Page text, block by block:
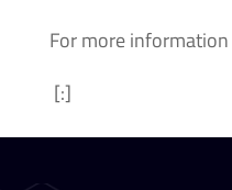
For more information
[:]